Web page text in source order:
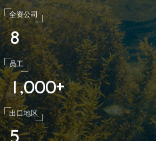
全资公司
8
员工
1 ,000+
出口地区